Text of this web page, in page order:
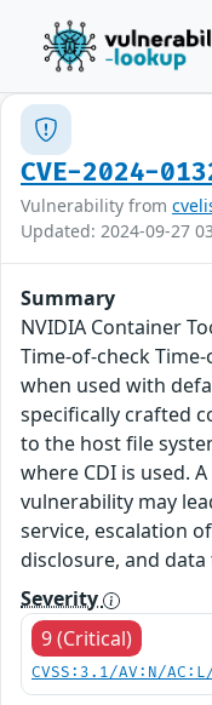
CVE-2024-
Vulnerability from
Updated: 2024-09-27
Summary
NVIDIA Container
Time-of-check
when used with
specifically crafted
to the host file
where CDI is used.
vulnerability may
service, escalation
disclosure, and
Severity
9 (Critical)
CVSS:3.1/AV:N/